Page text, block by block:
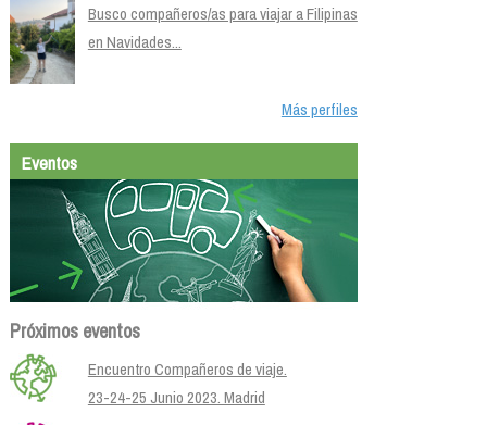
Busco compañeros/as para viajar a Filipinas
en Navidades...
Más perfiles
Eventos
Próximos eventos
Encuentro Compañeros de viaje.
23-24-25 Junio 2023. Madrid